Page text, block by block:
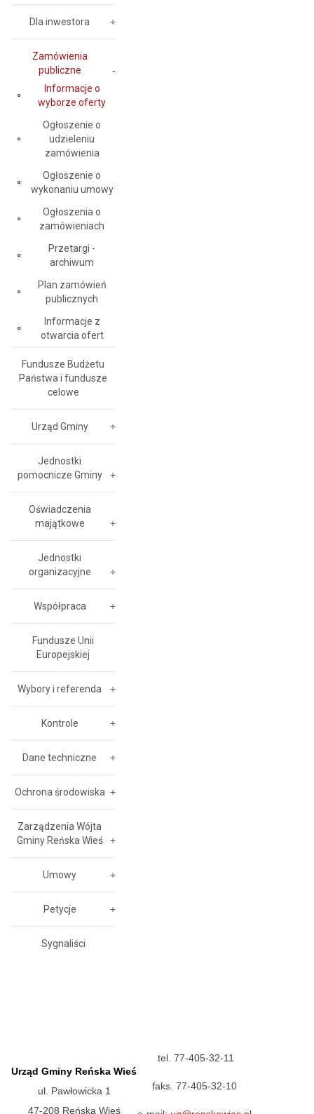
Dla inwestora
Zamówienia
publiczne
Informacje o
wyborze oferty
Ogłoszenie o
udzieleniu
zamówienia
Ogłoszenie o
wykonaniu umowy
Ogłoszenia o
zamówieniach
Przetargi -
archiwum
Plan zamówień
publicznych
Informacje z
otwarcia ofert
Fundusze Budżetu
Państwa i fundusze
celowe
Urząd Gminy
Jednostki
pomocnicze Gminy
Oświadczenia
majątkowe
Jednostki
organizacyjne
Współpraca
Fundusze Unii
Europejskiej
Wybory i referenda
Kontrole
Dane techniczne
Ochrona środowiska
Zarządzenia Wójta
Gminy Reńska Wieś
Umowy
Petycje
Sygnaliści
Urząd Gminy Reńska Wieś
ul. Pawłowicka 1
47-208 Reńska Wieś
tel. 77-405-32-11
faks. 77-405-32-10